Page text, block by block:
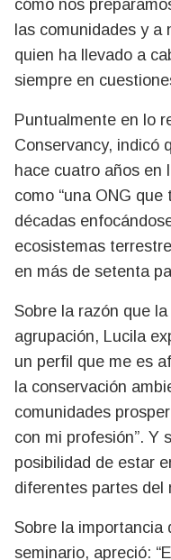
cómo nos
las comunidades y a
quien ha llevado a
siempre en
Puntualmente en lo
Conservancy, indicó
hace cuatro años en
como “una ONG
décadas
ecosistemas
en más de setenta
Sobre la razón que
agrupación, Lucila
un perfil que me es
la conservación
comunidades
con mi profesión”. Y
posibilidad de estar
diferentes partes del
Sobre la importancia
seminario, apreció: